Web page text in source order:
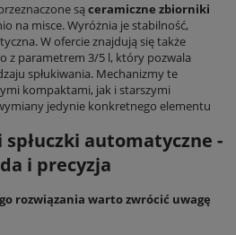
są ceramiczne zbiorniki
na misce. Wyróżnia je stabilność,
W ofercie znajdują się także
z parametrem 3/5 l, który pozwala
spłukiwania. Mechanizmy te
kompaktami, jak i starszymi
jedynie konkretnego elementu
spłuczki automatyczne -
i precyzja
rozwiązania warto zwrócić uwagę